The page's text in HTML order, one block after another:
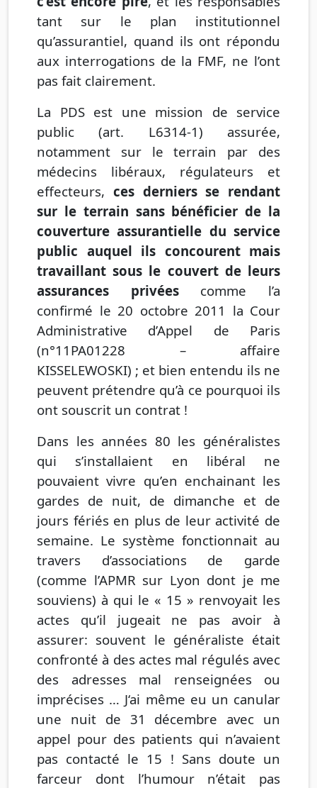
tant sur le plan institutionnel
qu’assurantiel, quand ils ont répondu
aux interrogations de la FMF, ne l’ont
pas fait clairement.
La PDS est une mission de service
public (art. L6314-1) assurée,
notamment sur le terrain par des
médecins libéraux, régulateurs et
effecteurs, ces derniers se rendant
sur le terrain sans bénéficier de la
couverture assurantielle du service
public auquel ils concourent mais
travaillant sous le couvert de leurs
assurances privéescomme l’a
confirmé le 20 octobre 2011 la Cour
Administrative d’Appel de Paris
(n°11PA01228 – affaire
KISSELEWOSKI) ; et bien entendu ils ne
peuvent prétendre qu’à ce pourquoi ils
ont souscrit un contrat !
Dans les années 80 les généralistes
qui s’installaient en libéral ne
pouvaient vivre qu’en enchainant les
gardes de nuit, de dimanche et de
jours fériés en plus de leur activité de
semaine. Le système fonctionnait au
travers d’associations de garde
(comme l’APMR sur Lyon dont je me
souviens) à qui le « 15 » renvoyait les
actes qu’il jugeait ne pas avoir à
assurer: souvent le généraliste était
confronté à des actes mal régulés avec
des adresses mal renseignées ou
imprécises … J‘ai même eu un canular
une nuit de 31 décembre avec un
appel pour des patients qui n’avaient
pas contacté le 15 ! Sans doute un
farceur dont l’humour n’était pas